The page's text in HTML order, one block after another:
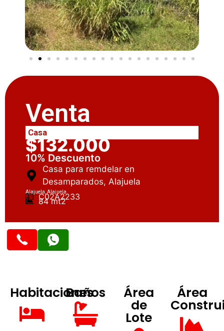
Venta
Casa
$132.000
10% Descuento
Casa para remdelar en
Desamparados, Alajuela
Alajuela, Alajuela
C02A2233
84 mt2
Habitaciones
Baños Área
de
Lote
Área